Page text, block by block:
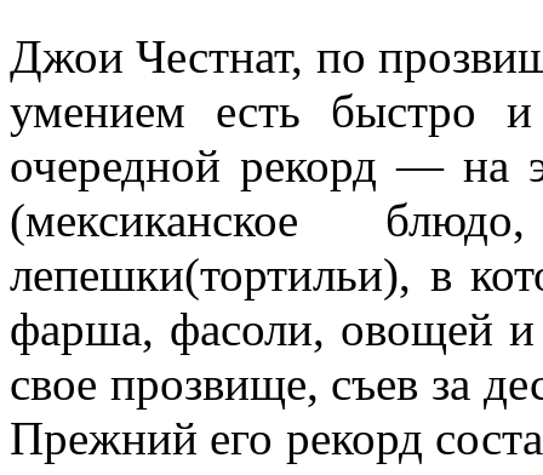
Джои Честнат, по
умением есть быстро
очередной рекорд — на
(мексиканское
лепешки(тортильи), в
фарша, фасоли, овощей
свое прозвище, съев за
Прежний его рекорд